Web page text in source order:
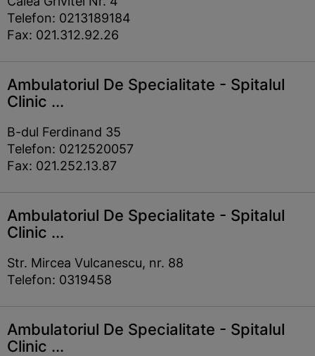
Telefon: 0213189184
Fax: 021.312.92.26
Ambulatoriul De Specialitate - Spitalul
Clinic ...
B-dul Ferdinand 35
Telefon: 0212520057
Fax: 021.252.13.87
Ambulatoriul De Specialitate - Spitalul
Clinic ...
Str. Mircea Vulcanescu, nr. 88
Telefon: 0319458
Ambulatoriul De Specialitate - Spitalul
Clinic ...